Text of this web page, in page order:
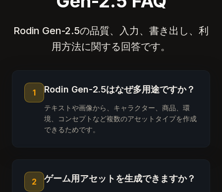
Rodin Gen-2.5の品質、入力、書き出し、利
用方法に関する回答です。
1 Rodin Gen-2.5はなぜ多用途ですか？
テキストや画像から、キャラクター、商品、環
境、コンセプトなど複数のアセットタイプを作成
できるためです。
2 ゲーム用アセットを生成できますか？